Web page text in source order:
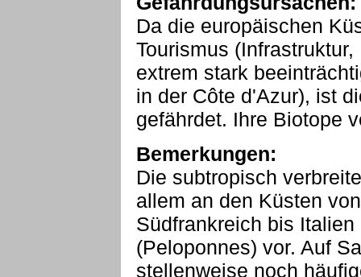
Da die europäischen
Tourismus
extrem stark
in der Côte d'Azur), ist
gefährdet. Ihre Biotope
Bemerkungen:
Die subtropisch
allem an den Küsten
Südfrankreich bis
(Peloponnes) vor. Auf
stellenweise noch